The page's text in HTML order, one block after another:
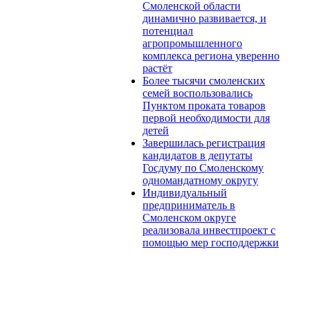
Смоленской области
динамично развивается, и
потенциал
агропромышленного
комплекса региона уверенно
растёт
Более тысячи смоленских
семей воспользовались
Пунктом проката товаров
первой необходимости для
детей
Завершилась регистрация
кандидатов в депутаты
Госдуму по Смоленскому
одномандатному округу
Индивидуальный
предприниматель в
Смоленском округе
реализовала инвестпроект с
помощью мер господдержки